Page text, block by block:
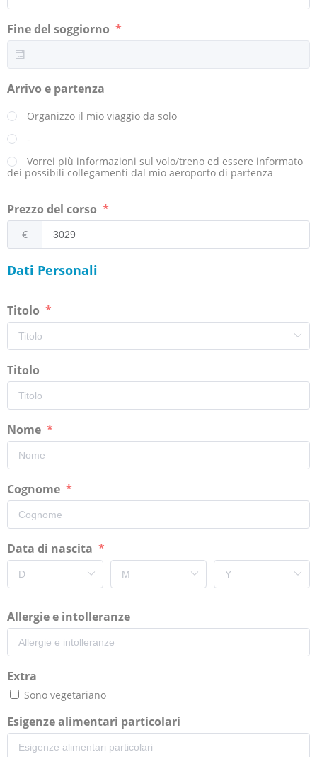
Fine del soggiorno
Arrivo e partenza
Organizzo il mio viaggio da solo
-
Vorrei più informazioni sul volo/treno ed essere informato
dei possibili collegamenti dal mio aeroporto di partenza
Prezzo del corso
€
Dati Personali
Titolo
Titolo
Nome
Cognome
Data di nascita
Allergie e intolleranze
Extra
Sono vegetariano
Esigenze alimentari particolari